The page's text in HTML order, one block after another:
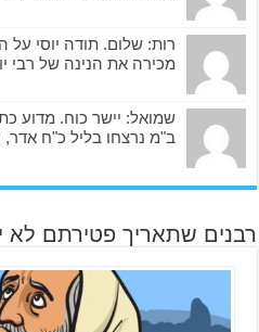
רות: שלום. תודה יוסי על
מכירה את הנינה של רבי
שמואל: יישר כוח. מדוע
ב"מ נרצחו בליל כ"ח
רבנים שתאריך פטירתם לא